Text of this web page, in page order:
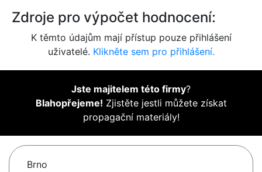
Zdroje pro výpočet hodnocení:
K těmto údajům mají přístup pouze přihlášení
uživatelé. Klikněte sem pro přihlášení.
Jste majitelem této firmy?
Blahopřejeme! Zjistěte jestli můžete získat
propagační materiály!
Brno